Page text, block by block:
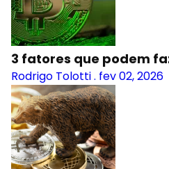
3 fatores que podem
Rodrigo Tolotti. fev 02, 2026